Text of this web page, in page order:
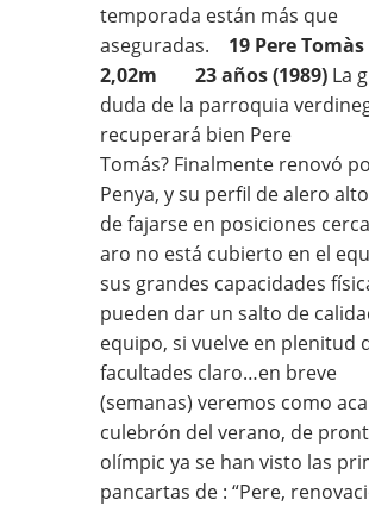
temporada están más que
aseguradas.
19 Pere
2,02m 23 años (1989) La
duda de la parroquia
recuperará bien Pere
Tomás? Finalmente renovó
Penya, y su perfil de alero
de fajarse en posiciones
aro no está cubierto en el
sus grandes capacidades
pueden dar un salto de
equipo, si vuelve en plenitud
facultades claro…en breve
(semanas) veremos como
culebrón del verano, de
olímpic ya se han visto las
pancartas de : “Pere,